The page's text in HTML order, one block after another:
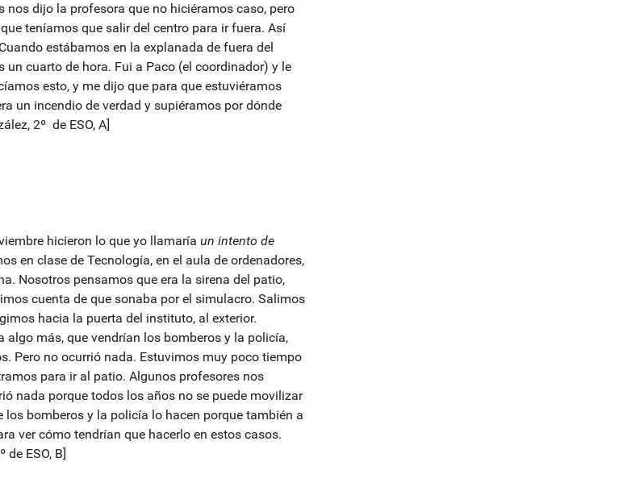
nos dijo la profesora que no hiciéramos caso, pero
teníamos que salir del centro para ir fuera. Así
estábamos en la explanada de fuera del
un cuarto de hora. Fui a Paco (el coordinador) y le
esto, y me dijo que para que estuviéramos
un incendio de verdad y supiéramos por dónde
2º de ESO, A]
hicieron lo que yo llamaría un intento de
en clase de Tecnología, en el aula de ordenadores,
Nosotros pensamos que era la sirena del patio,
cuenta de que sonaba por el simulacro. Salimos
hacia la puerta del instituto, al exterior.
algo más, que vendrían los bomberos y la policía,
Pero no ocurrió nada. Estuvimos muy poco tiempo
para ir al patio. Algunos profesores nos
nada porque todos los años no se puede movilizar
los bomberos y la policía lo hacen porque también a
ver cómo tendrían que hacerlo en estos casos.
de ESO, B]